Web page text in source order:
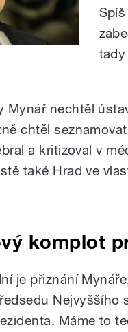
Mynář nechtěl
chtěl
a kritizoval v
také Hrad ve
komplot
je přiznání
Nejvyššího
Máme to